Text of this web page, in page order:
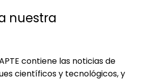
nuestra
contiene las noticias de
científicos y tecnológicos, y